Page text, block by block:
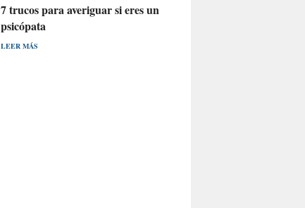
7 trucos para averiguar si eres un
psicópata
LEER MÁS